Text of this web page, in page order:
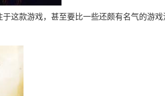
这款游戏，甚至要比一些还颇有名气的游